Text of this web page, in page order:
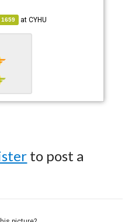
1659 atCYHU
to post a